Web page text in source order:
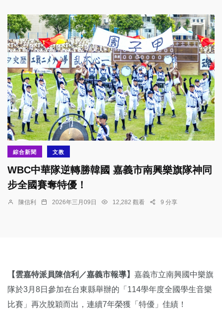
綜合新聞 文教
WBC中華隊逆轉勝韓國 嘉義市南興樂旗隊神同
步全國賽奪特優！
陳信利 2026年三月09日 12,282 觀看 9 分享
【雲嘉特派員陳信利／嘉義市報導】 嘉義市立南興國中樂旗
隊於3月8日參加在台東縣舉辦的「114學年度全國學生音樂
比賽」再次脫穎而出，連續7年榮獲「特優」佳績！